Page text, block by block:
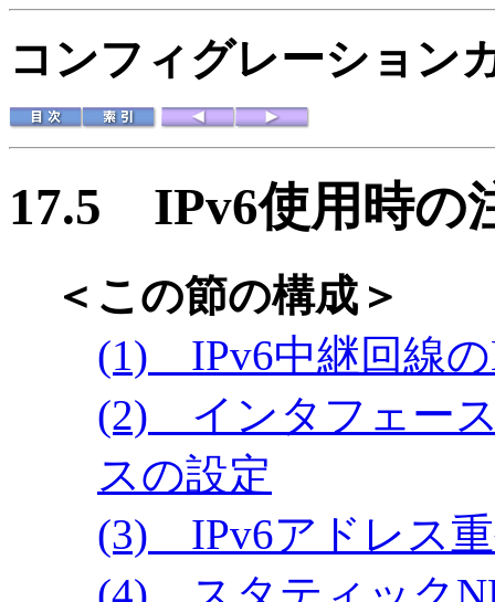
コンフィグレーション
17.5 IPv6使用時の
＜この節の構成＞
(1) IPv6中継回線
(2) インタフェー
スの設定
(3) IPv6アドレス